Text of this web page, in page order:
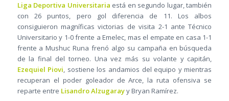
Liga Deportiva Universitaria está en segundo lugar, también
con 26 puntos, pero gol diferencia de 11. Los albos
consiguieron magníficas victorias de visita 2-1 ante Técnico
Universitario y 1-0 frente a Emelec, mas el empate en casa 1-1
frente a Mushuc Runa frenó algo su campaña en búsqueda
de la final del torneo. Una vez más su volante y capitán,
Ezequiel Piovi, sostiene los andamios del equipo y mientras
recuperan el poder goleador de Arce, la ruta ofensiva se
reparte entre Lisandro Alzugarayy Bryan Ramírez.